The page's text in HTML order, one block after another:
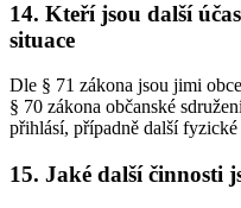
14. Kteří jsou další
situace
Dle § 71 zákona jsou jimi
§ 70 zákona občanské
přihlásí, případně další
15. Jaké další činnosti